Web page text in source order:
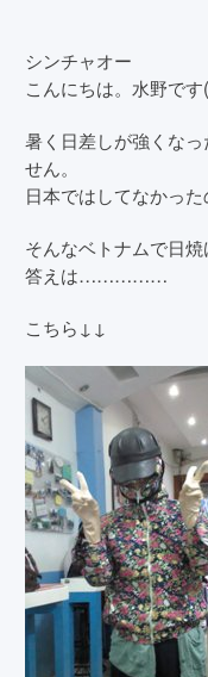
シンチャオー
こんにちは。水野で
暑く日差しが強くな
せん。
日本ではしてなかっ
そんなベトナムで日
答えは……………
こちら↓↓